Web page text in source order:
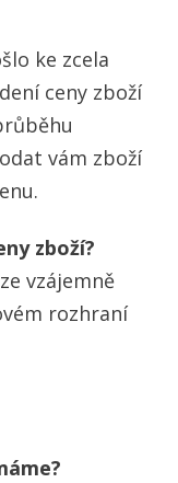
ke zcela
ceny zboží
vám zboží
zboží?
vzájemně
rozhraní